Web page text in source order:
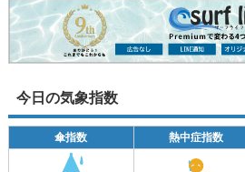
今日の気象指数
傘指数 熱中症指数